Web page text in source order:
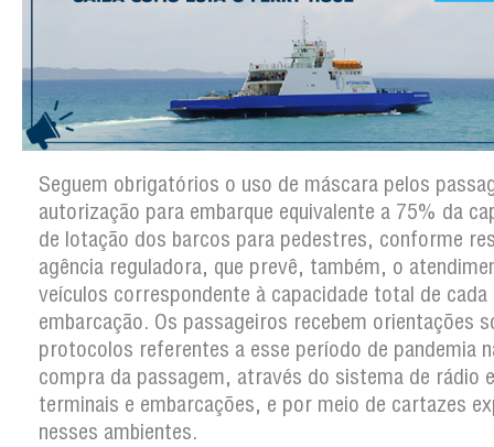
Seguem obrigatórios o uso de máscara pelos
autorização para embarque equivalente a 75% da
de lotação dos barcos para pedestres, conforme
agência reguladora, que prevê, também, o
veículos correspondente à capacidade total de cada
embarcação. Os passageiros recebem orientações
protocolos referentes a esse período de pandemia
compra da passagem, através do sistema de rádio
terminais e embarcações, e por meio de cartazes
nesses ambientes.